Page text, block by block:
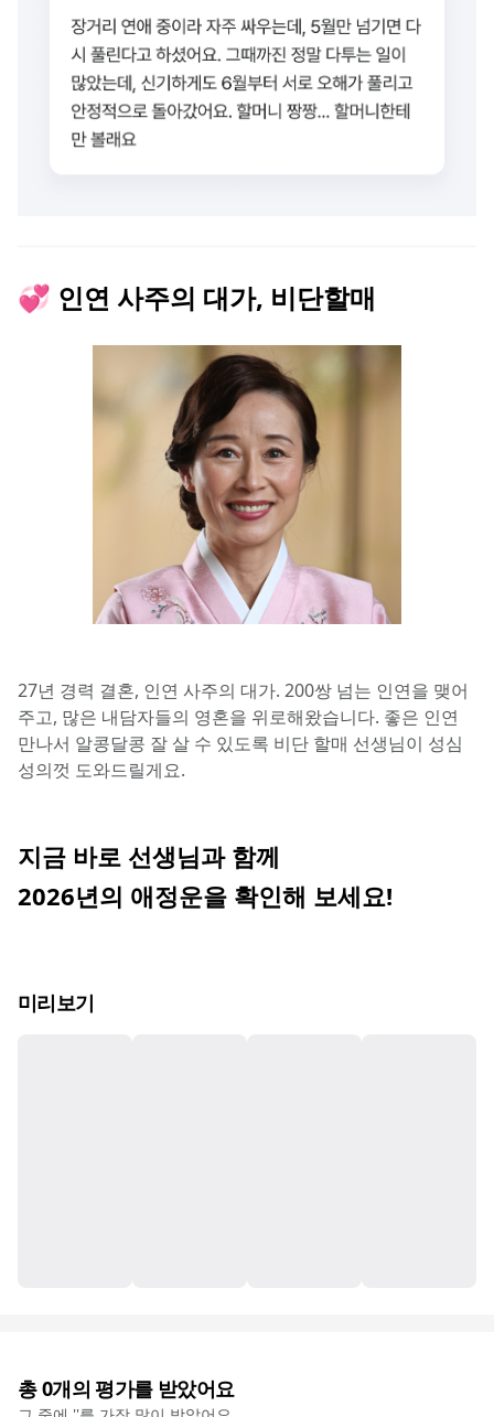
💞 인연 사주의 대가, 비단할매
27년 경력 결혼, 인연 사주의 대가. 200쌍 넘는 인연을 맺어
주고, 많은 내담자들의 영혼을 위로해왔습니다. 좋은 인연
만나서 알콩달콩 잘 살 수 있도록 비단 할매 선생님이 성심
성의껏 도와드릴게요.
지금 바로 선생님과 함께
2026년의 애정운을 확인해 보세요!
미리보기
총0개의 평가를 받았어요